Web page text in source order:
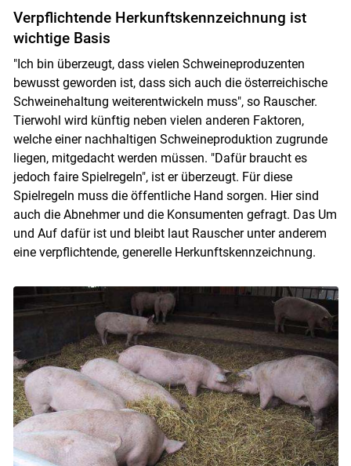
Verpflichtende Herkunftskennzeichnung ist
wichtige Basis
"Ich bin überzeugt, dass vielen Schweineproduzenten
bewusst geworden ist, dass sich auch die österreichische
Schweinehaltung weiterentwickeln muss", so Rauscher.
Tierwohl wird künftig neben vielen anderen Faktoren,
welche einer nachhaltigen Schweineproduktion zugrunde
liegen, mitgedacht werden müssen. "Dafür braucht es
jedoch faire Spielregeln", ist er überzeugt. Für diese
Spielregeln muss die öffentliche Hand sorgen. Hier sind
auch die Abnehmer und die Konsumenten gefragt. Das Um
und Auf dafür ist und bleibt laut Rauscher unter anderem
eine verpflichtende, generelle Herkunftskennzeichnung.